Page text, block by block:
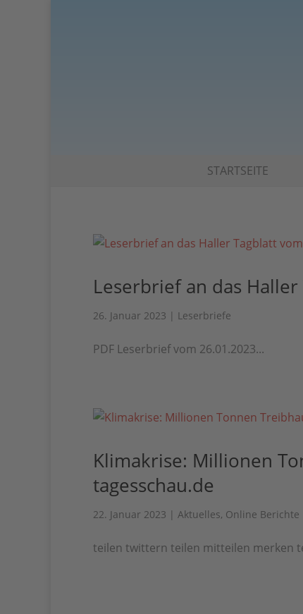
STARTSEITE
Leserbrief an das
26. Januar 2023 | Leserbriefe
PDF Leserbrief vom 26.01.2023...
Klimakrise: Millionen
tagesschau.de
22. Januar 2023 | Aktuelles, Online Berichte
teilen twittern teilen mitteilen merken